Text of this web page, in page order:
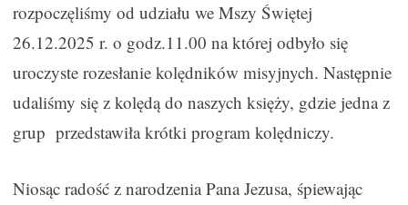
rozpoczęliśmy od udziału we Mszy Świętej
26.12.2025 r. o godz.11.00 na której odbyło się
uroczyste rozesłanie kolędników misyjnych. Następnie
udaliśmy się z kolędą do naszych księży, gdzie jedna z
grup przedstawiła krótki program kolędniczy.
Niosąc radość z narodzenia Pana Jezusa, śpiewając